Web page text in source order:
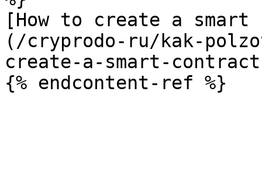
[How to create a smart
(/cryprodo-ru/kak-
create-a-smart-